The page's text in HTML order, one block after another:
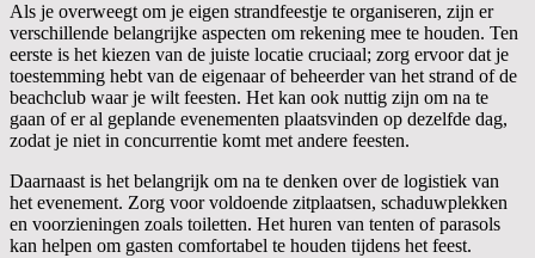
Als je overweegt om je eigen strandfeestje te organiseren, zijn er
verschillende belangrijke aspecten om rekening mee te houden. Ten
eerste is het kiezen van de juiste locatie cruciaal; zorg ervoor dat je
toestemming hebt van de eigenaar of beheerder van het strand of de
beachclub waar je wilt feesten. Het kan ook nuttig zijn om na te
gaan of er al geplande evenementen plaatsvinden op dezelfde dag,
zodat je niet in concurrentie komt met andere feesten.
Daarnaast is het belangrijk om na te denken over de logistiek van
het evenement. Zorg voor voldoende zitplaatsen, schaduwplekken
en voorzieningen zoals toiletten. Het huren van tenten of parasols
kan helpen om gasten comfortabel te houden tijdens het feest.